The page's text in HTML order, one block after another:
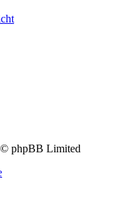
phpBB Limited